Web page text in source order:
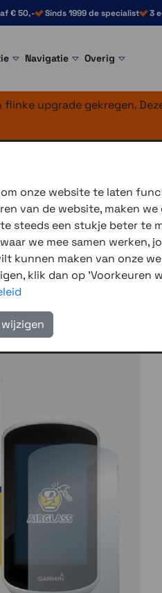
€ 50,- Sinds 1999 de specialist 3
Navigatie Overig
upgrade gekregen.
onze website te laten
van de website, maken
steeds een stukje beter te
we mee samen
kunnen maken van onze
klik dan op 'Voorkeuren